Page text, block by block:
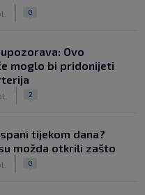
0
Ovo
moglo bi pridonijeti
2
tijekom dana?
možda otkrili zašto
0